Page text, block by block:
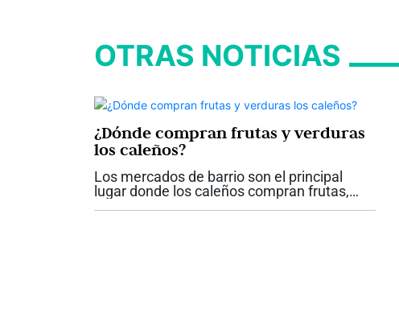
OTRAS NOTICIAS
¿Dónde compran frutas y verduras
los caleños?
Los mercados de barrio son el principal
lugar donde los caleños compran frutas,
verduras y hortalizas, según los resultados